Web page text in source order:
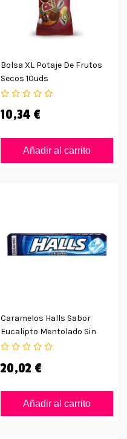
Bolsa XL Potaje De Frutos
Secos 10uds
10,34 €
Añadir al carrito
Caramelos Halls Sabor
Eucalipto Mentolado Sin
Azúcar
20,02 €
Añadir al carrito